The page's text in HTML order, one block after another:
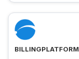
BILLINGPLATFORM